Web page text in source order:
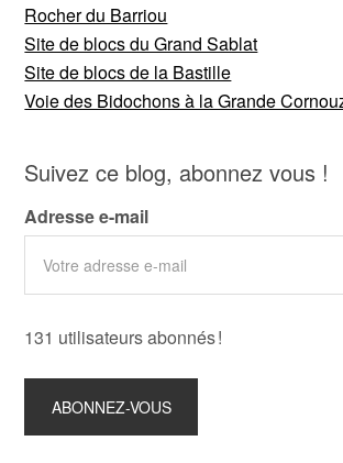
Rocher du Barriou
Site de blocs du Grand Sablat
Site de blocs de la Bastille
Voie des Bidochons à la Grande
Suivez ce blog, abonnez vous !
Adresse e-mail
131 utilisateurs abonnés !